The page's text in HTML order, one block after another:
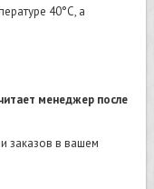
40°C, а
менеджер после
заказов в вашем